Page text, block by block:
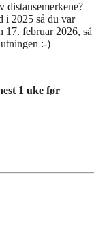
distansemerkene?
i 2025 så du var
17. februar 2026, så
:-)
1 uke før